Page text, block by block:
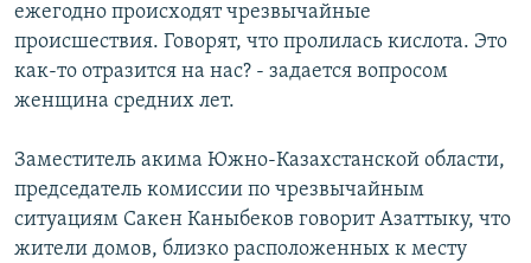
ежегодно происходят чрезвычайные
происшествия. Говорят, что пролилась кислота. Это
как-то отразится на нас? - задается вопросом
женщина средних лет.
Заместитель акима Южно-Казахстанской области,
председатель комиссии по чрезвычайным
ситуациям Сакен Каныбеков говорит Азаттыку, что
жители домов, близко расположенных к месту